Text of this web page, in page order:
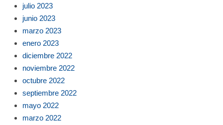
julio 2023
junio 2023
marzo 2023
enero 2023
diciembre 2022
noviembre 2022
octubre 2022
septiembre 2022
mayo 2022
marzo 2022